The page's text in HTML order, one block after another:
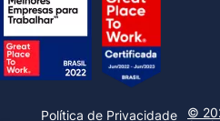
©
Política de Privacidade
Olá! Tudo bem? Que